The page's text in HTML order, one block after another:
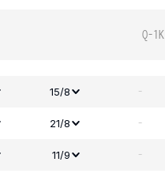
Q-1K
15/8 -
21/8 -
11/9 -